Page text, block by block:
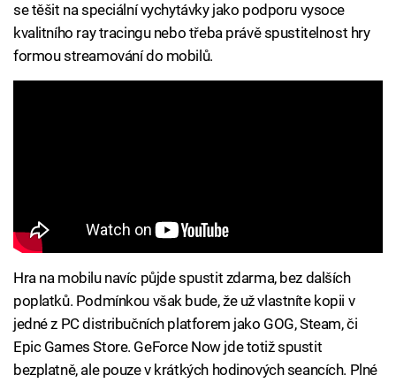
se těšit na speciální vychytávky jako podporu vysoce
kvalitního ray tracingu nebo třeba právě spustitelnost hry
formou streamování do mobilů.
Hra na mobilu navíc půjde spustit zdarma, bez dalších
poplatků. Podmínkou však bude, že už vlastníte kopii v
jedné z PC distribučních platforem jako GOG, Steam, či
Epic Games Store. GeForce Now jde totiž spustit
bezplatně, ale pouze v krátkých hodinových seancích. Plné